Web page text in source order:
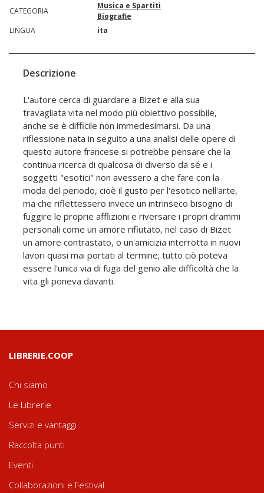
CATEGORIA
Musica e Spartiti
Biografie
LINGUA
ita
Descrizione
L'autore cerca di guardare a Bizet e alla sua
travagliata vita nel modo più obiettivo possibile,
anche se è difficile non immedesimarsi. Da una
riflessione nata in seguito a una analisi delle opere di
questo autore francese si potrebbe pensare che la
continua ricerca di qualcosa di diverso da sé e i
soggetti "esotici" non avessero a che fare con la
moda del periodo, cioè il gusto per l'esotico nell'arte,
ma che riflettessero invece un intrinseco bisogno di
fuggire le proprie afflizioni e riversare i propri drammi
personali come un amore rifiutato, nel caso di Bizet
un amore contrastato, o un'amicizia interrotta in nuovi
lavori quasi mai portati al termine; tutto ciò poteva
essere l'unica via di fuga del genio alle difficoltà che la
vita gli poneva davanti.
LIBRERIE.COOP
Chi siamo
Le Librerie
Servizi e vantaggi
Raccolta punti
Eventi
Collaborazioni e Festival